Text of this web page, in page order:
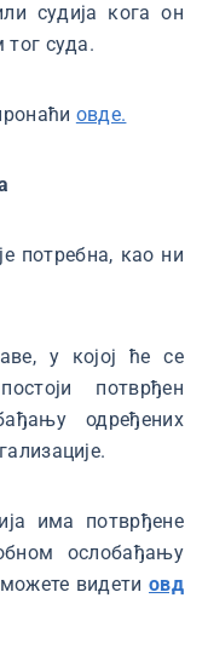
судија кога он
тог суда.
овде.
потребна, као ни
у којој ће се
потврђен
одређених
има потврђене
ослобађању
можете видетиовд